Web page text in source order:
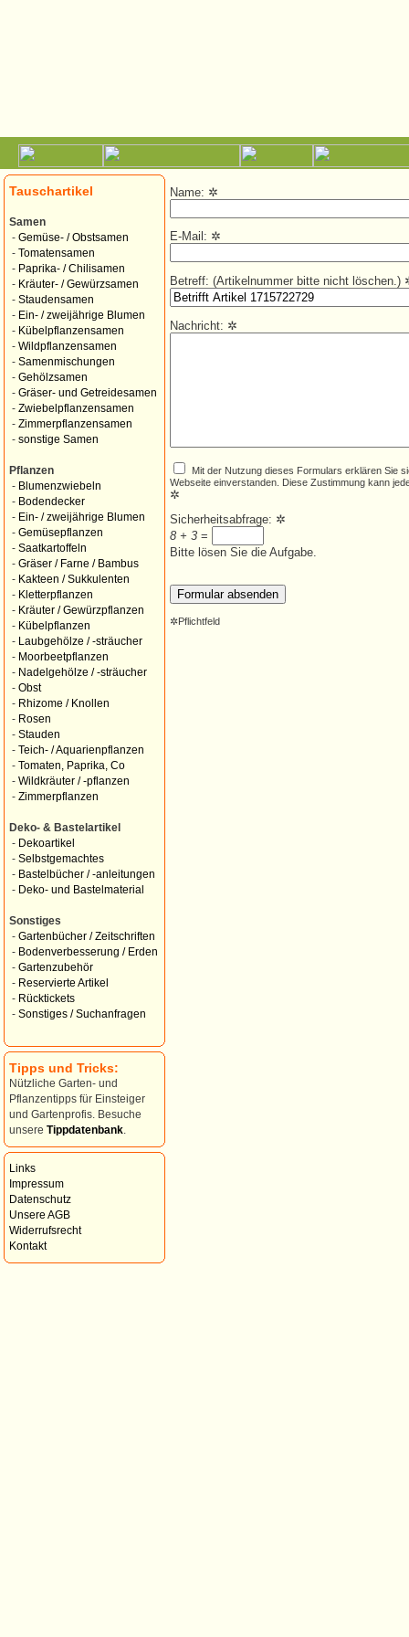
Tauschartikel
Samen
- Gemüse- / Obstsamen
- Tomatensamen
- Paprika- / Chilisamen
- Kräuter- / Gewürzsamen
- Staudensamen
- Ein- / zweijährige Blumen
- Kübelpflanzensamen
- Wildpflanzensamen
- Samenmischungen
- Gehölzsamen
- Gräser- und Getreidesamen
- Zwiebelpflanzensamen
- Zimmerpflanzensamen
- sonstige Samen
Pflanzen
- Blumenzwiebeln
- Bodendecker
- Ein- / zweijährige Blumen
- Gemüsepflanzen
- Saatkartoffeln
- Gräser / Farne / Bambus
- Kakteen / Sukkulenten
- Kletterpflanzen
- Kräuter / Gewürzpflanzen
- Kübelpflanzen
-
Laubgehölze / -sträucher
- Moorbeetpflanzen
- Nadelgehölze / -sträucher
- Obst
- Rhizome / Knollen
- Rosen
- Stauden
- Teich- / Aquarienpflanzen
- Tomaten, Paprika, Co
- Wildkräuter / -pflanzen
- Zimmerpflanzen
Deko- & Bastelartikel
- Dekoartikel
- Selbstgemachtes
- Bastelbücher / -anleitungen
- Deko- und Bastelmaterial
Sonstiges
- Gartenbücher / Zeitschriften
- Bodenverbesserung / Erden
- Gartenzubehör
- Reservierte Artikel
- Rücktickets
- Sonstiges / Suchanfragen
Tipps und Tricks:
Nützliche Garten- und
Pflanzentipps für Einsteiger
und Gartenprofis. Besuche
unsere Tippdatenbank
Links
Impressum
Datenschutz
Unsere AGB
Widerrufsrecht
Kontakt
Name: ✲
E-Mail: ✲
Betreff: (Artikelnummer bitte nicht löschen.)
Nachricht: ✲
Mit der Nutzung dieses Formulars erklären Sie
Webseite einverstanden. Diese Zustimmung kann
✲
Sicherheitsabfrage: ✲
8 + 3 =
Bitte lösen Sie die Aufgabe.
✲Pflichtfeld